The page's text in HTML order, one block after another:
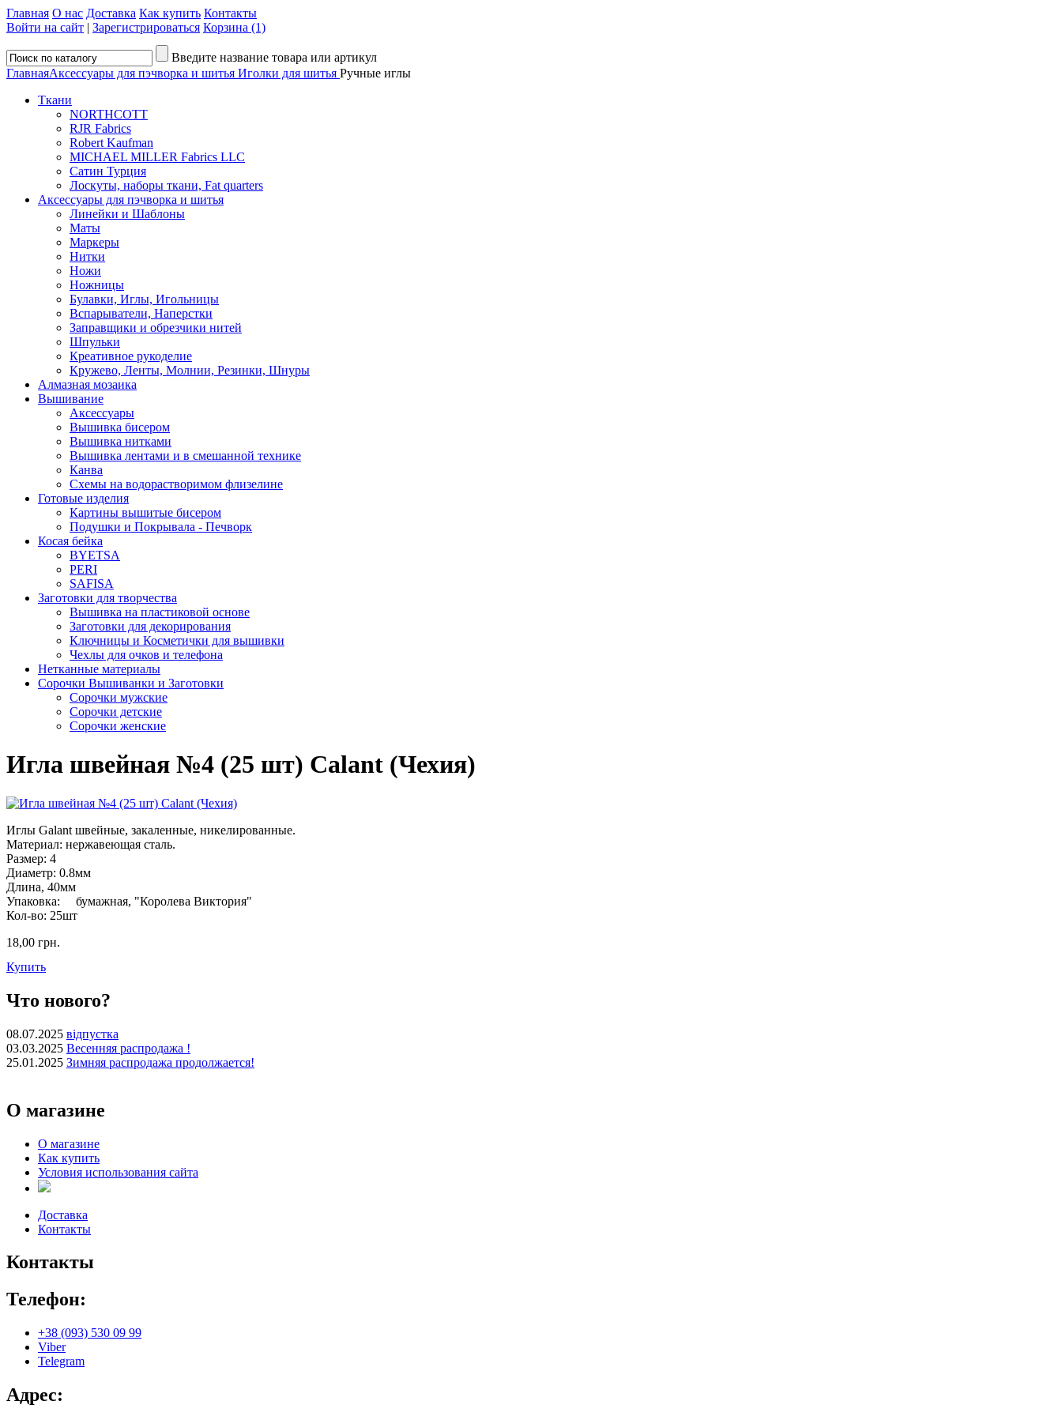
Главная О нас Доставка Как купить Контакты
Войти на сайт | Зарегистрироваться Корзина (1)
Введите название товара или артикул
ГлавнаяАксессуары для пэчворка и шитья Иголки для шитья Ручные иглы
Ткани
NORTHCOTT
RJR Fabrics
Robert Kaufman
MICHAEL MILLER Fabrics LLC
Сатин Турция
Лоскуты, наборы ткани, Fat quarters
Аксессуары для пэчворка и шитья
Линейки и Шаблоны
Маты
Маркеры
Нитки
Ножи
Ножницы
Булавки, Иглы, Игольницы
Вспарыватели, Наперстки
Заправщики и обрезчики нитей
Шпульки
Креативное рукоделие
Кружево, Ленты, Молнии, Резинки, Шнуры
Алмазная мозаика
Вышивание
Аксессуары
Вышивка бисером
Вышивка нитками
Вышивка лентами и в смешанной технике
Канва
Схемы на водорастворимом флизелине
Готовые изделия
Картины вышитые бисером
Подушки и Покрывала - Печворк
Косая бейка
BYETSA
PERI
SAFISA
Заготовки для творчества
Вышивка на пластиковой основе
Заготовки для декорирования
Ключницы и Косметички для вышивки
Чехлы для очков и телефона
Нетканные материалы
Сорочки Вышиванки и Заготовки
Cорочки мужские
Сорочки детские
Сорочки женские
Игла швейная №4 (25 шт) Calant (Чехия)
Иглы Galant швейные, закаленные, никелированные.
Материал: нержавеющая сталь.
Размер: 4
Диаметр: 0.8мм
Длина, 40мм
Упаковка: бумажная, "Королева Виктория"
Кол-во: 25шт
18,00 грн.
Купить
Что нового?
08.07.2025 відпустка
03.03.2025 Весенняя распродажа !
25.01.2025 Зимняя распродажа продолжается!
О магазине
О магазине
Как купить
Условия использования сайта
Доставка
Контакты
Контакты
Телефон:
+38 (093) 530 09 99
Viber
Telegram
Адрес: